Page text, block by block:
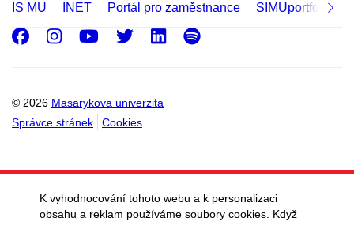
IS MU INET Portál pro zaměstnance SIMUportfolio
© 2026 Masarykova univerzita
Správce stránek
Cookies
Facebook
Instagram
Youtube
Twitter
LinkedIn
Spotify
K vyhodnocování tohoto webu a k personalizaci
obsahu a reklam používáme soubory cookies. Když